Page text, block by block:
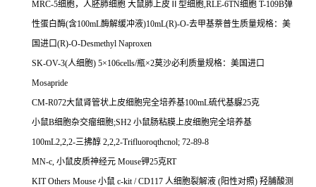
MRC-5细胞，人胚肺细胞 大鼠肺上皮Ⅱ型细胞 ,RLE-6TN细胞 T-109B弹
性蛋白酶(含100mL酶解缓冲液)10mL(R)-O-去甲基萘普生质量规格：美
国进口(R)-O-Desmethyl Naproxen
SK-OV-3(人细胞) 5×106cells/瓶×2莫沙必利质量规格：美国进口
Mosapride
CM-R072大鼠肾管状上皮细胞完全培养基100mL硫代基脲25克
小鼠B细胞杂交瘤细胞;SH2 小鼠肠粘膜上皮细胞完全培养基
100mL2,2,2-三拂醇 2,2,2-Trifluoroqthcnol; 72-89-8
MN-c, 小鼠皮质神经元 Mouse钾25克RT
KIT Others Mouse 小鼠 c-kit / CD117 人细胞裂解液 (阳性对照) 羟脯酸测